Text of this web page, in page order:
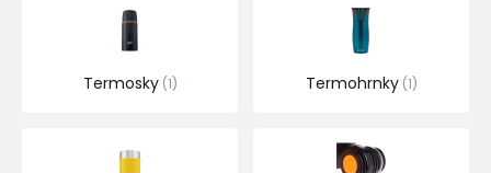
Termosky 1 Termohrnky 1